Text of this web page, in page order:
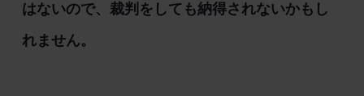
はないので、裁判をしても納得されないかもし
れません。